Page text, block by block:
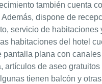
también cuenta
dispone de
servicio de habitaciones
habitaciones del hotel
pantalla plana con
artículos de aseo
tienen balcón y